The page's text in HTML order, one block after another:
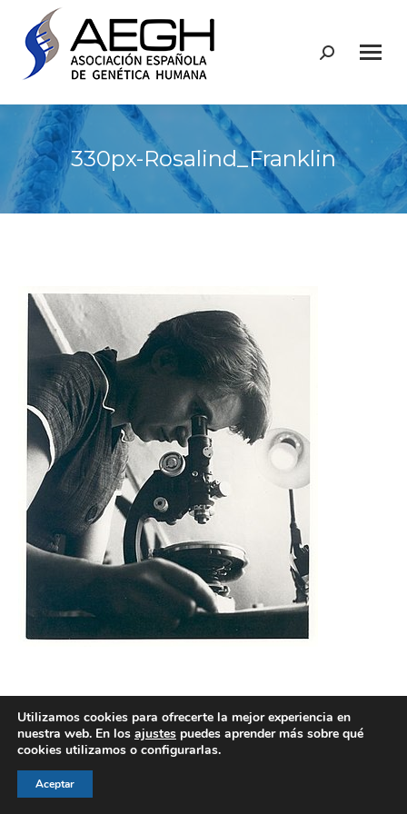
Buscar:
330px-Rosalind_Franklin
© AEGH - Todos los derechos reservados
Aviso legal
Utilizamos cookies para ofrecerte la mejor experiencia en
nuestra web. En los ajustes puedes aprender más sobre qué
cookies utilizamos o configurarlas.
Aceptar